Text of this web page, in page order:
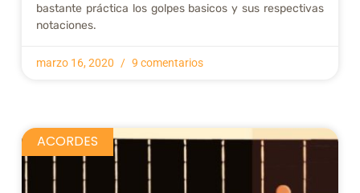
bastante práctica los golpes basicos y sus respectivas
notaciones.
marzo 16, 2020 9 comentarios
ACORDES